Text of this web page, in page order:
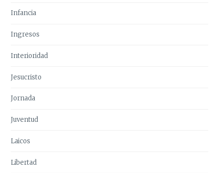
Infancia
Ingresos
Interioridad
Jesucristo
Jornada
Juventud
Laicos
Libertad